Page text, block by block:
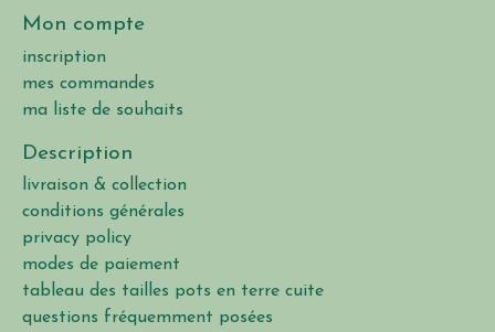
Mon compte
inscription
mes commandes
ma liste de souhaits
Description
livraison & collection
conditions générales
privacy policy
modes de paiement
tableau des tailles pots en terre cuite
questions fréquemment posées